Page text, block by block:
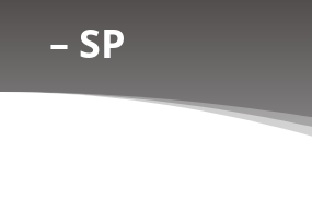
– SP